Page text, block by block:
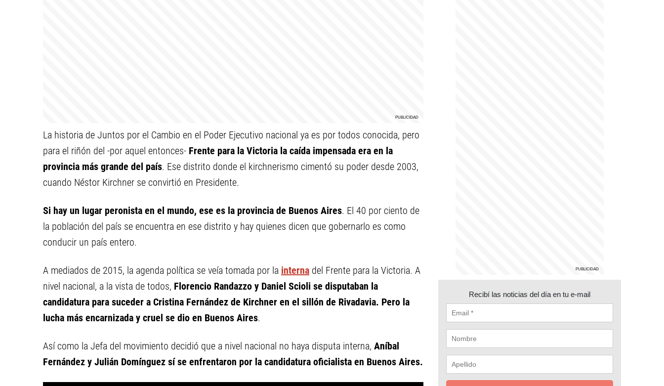
La historia de Juntos por el Cambio en el Poder Ejecutivo nacional ya es por todos conocida, pero
para el riñón del -por aquel entonces- Frente para la Victoria la caída impensada era en la
provincia más grande del país. Ese distrito donde el kirchnerismo cimentó su poder desde 2003,
cuando Néstor Kirchner se convirtió en Presidente.
Si hay un lugar peronista en el mundo, ese es la provincia de Buenos Aires. El 40 por ciento de
la población del país se encuentra en ese distrito y hay quienes dicen que gobernarlo es como
conducir un país entero.
A mediados de 2015, la agenda política se veía tomada por la interna del Frente para la Victoria. A
nivel nacional, a la vista de todos, Florencio Randazzo y Daniel Scioli se disputaban la
candidatura para suceder a Cristina Fernández de Kirchner en el sillón de Rivadavia. Pero la
lucha más encarnizada y cruel se dio en Buenos Aires.
Así como la Jefa del movimiento decidió que a nivel nacional no haya disputa interna, Aníbal
Fernández y Julián Domínguez sí se enfrentaron por la candidatura oficialista en Buenos Aires.
Recibí las noticias del día en tu e-mail